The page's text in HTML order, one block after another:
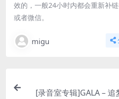
效的，一般24小时内都会重新补
或者微信。
migu
[录音室专辑]GALA – 追